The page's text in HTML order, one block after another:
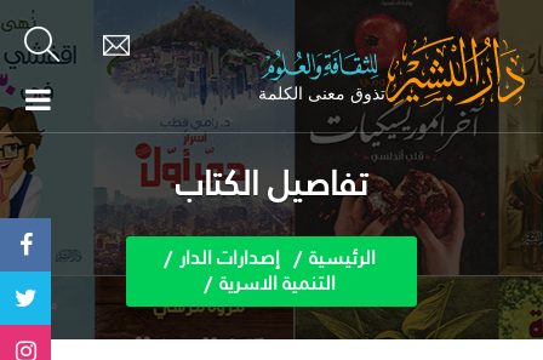
تفاصيل الكتاب
الرئيسية إصدارات الدار
التنمية الاسرية